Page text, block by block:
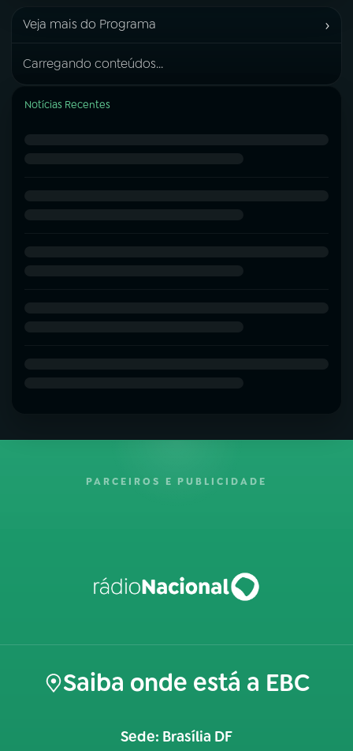
Veja mais do Programa ›
Carregando conteúdos...
Notícias Recentes
PARCEIROS E PUBLICIDADE
Saiba onde está a EBC
Sede: Brasília DF